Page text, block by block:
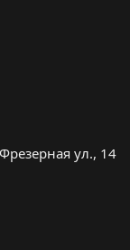
ул., 14